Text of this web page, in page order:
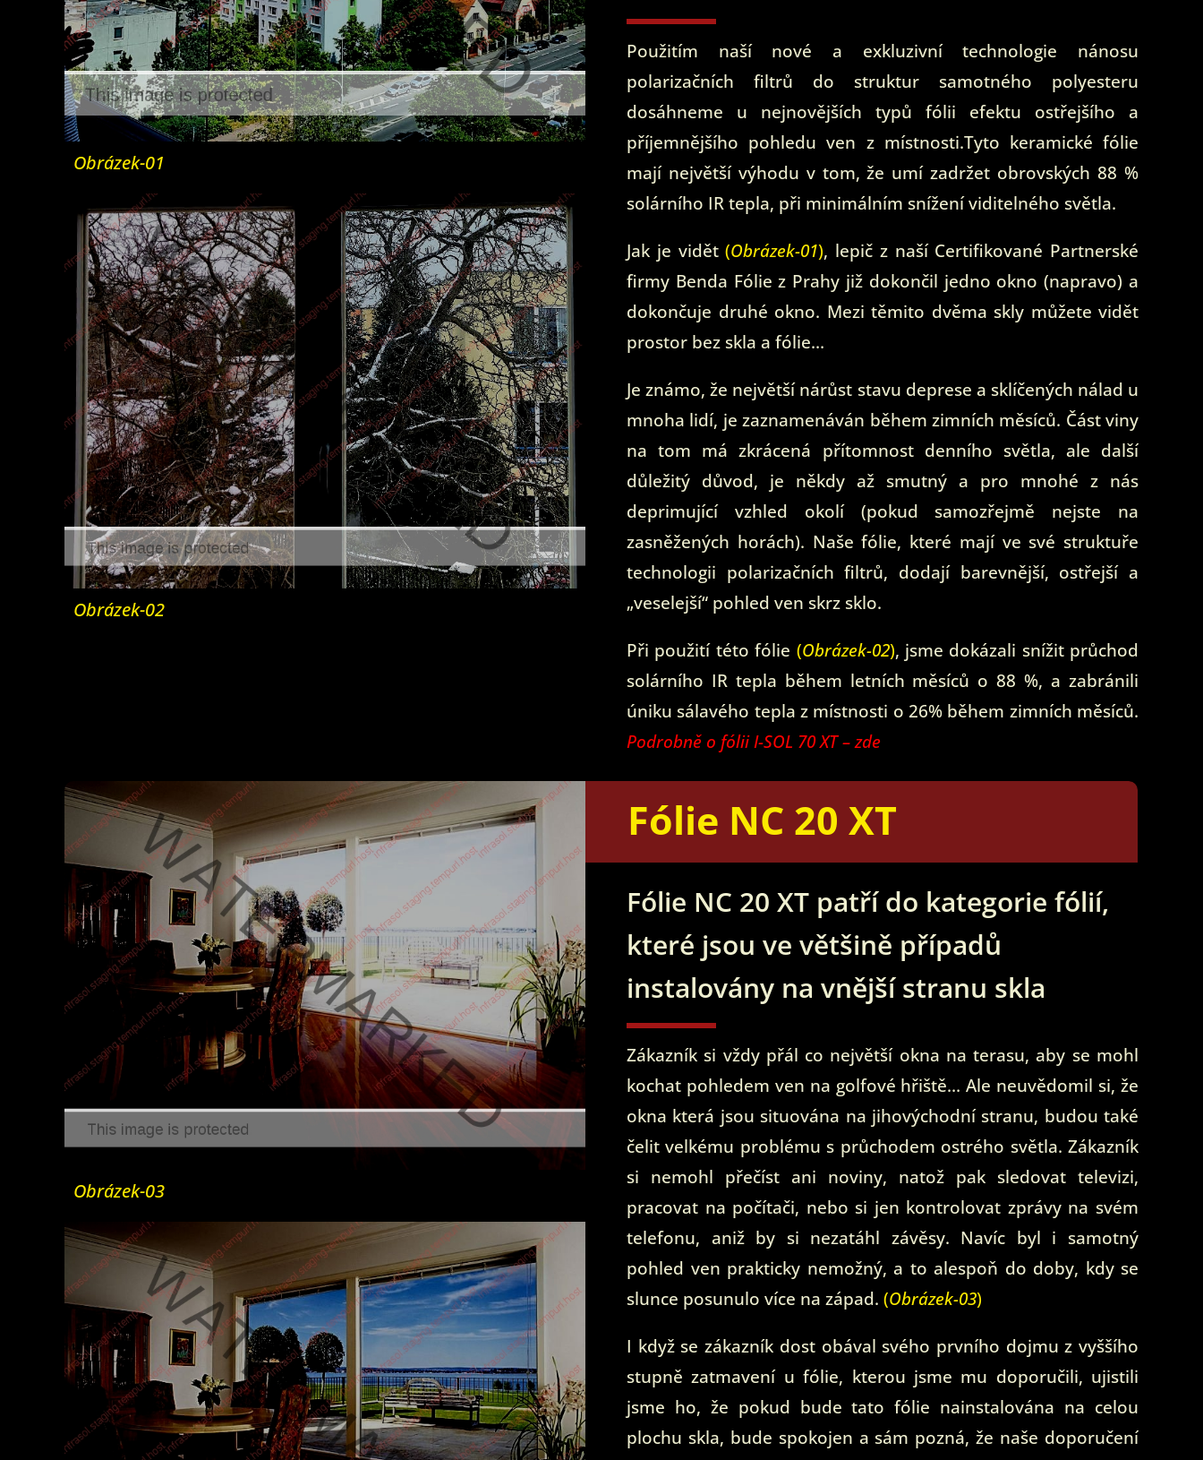
Obrázek-01
Obrázek-02
Použitím naší nové a exkluzivní technologie nánosu
polarizačních filtrů do struktur samotného polyesteru
dosáhneme u nejnovějších typů fólii efektu ostřejšího a
příjemnějšího pohledu ven z místnosti.Tyto keramické fólie
mají největší výhodu v tom, že umí zadržet obrovských 88 %
solárního IR tepla, při minimálním snížení viditelného světla.
Jak je vidět(Obrázek-01), lepič z naší Certifikované Partnerské
firmy Benda Fólie z Prahy již dokončil jedno okno (napravo) a
dokončuje druhé okno. Mezi těmito dvěma skly můžete vidět
prostor bez skla a fólie…
Je známo, že největší nárůst stavu deprese a sklíčených nálad u
mnoha lidí, je zaznamenáván během zimních měsíců. Část viny
na tom má zkrácená přítomnost denního světla, ale další
důležitý důvod, je někdy až smutný a pro mnohé z nás
deprimující vzhled okolí (pokud samozřejmě nejste na
zasněžených horách). Naše fólie, které mají ve své struktuře
technologii polarizačních filtrů, dodají barevnější, ostřejší a
„veselejší“ pohled ven skrz sklo.
Při použití této fólie (Obrázek-02), jsme dokázali snížit průchod
solárního IR tepla během letních měsíců o 88 %, a zabránili
úniku sálavého tepla z místnosti o 26% během zimních měsíců.
Podrobně o fólii I-SOL 70 XT – zde
Obrázek-03
Fólie NC 20 XT
Fólie NC 20 XT patří do kategorie fólií,
které jsou ve většině případů
instalovány na vnější stranu skla
Zákazník si vždy přál co největší okna na terasu, aby se mohl
kochat pohledem ven na golfové hřiště… Ale neuvědomil si, že
okna která jsou situována na jihovýchodní stranu, budou také
čelit velkému problému s průchodem ostrého světla. Zákazník
si nemohl přečíst ani noviny, natož pak sledovat televizi,
pracovat na počítači, nebo si jen kontrolovat zprávy na svém
telefonu, aniž by si nezatáhl závěsy. Navíc byl i samotný
pohled ven prakticky nemožný, a to alespoň do doby, kdy se
slunce posunulo více na západ. (Obrázek-03)
I když se zákazník dost obával svého prvního dojmu z vyššího
stupně zatmavení u fólie, kterou jsme mu doporučili, ujistili
jsme ho, že pokud bude tato fólie nainstalována na celou
plochu skla, bude spokojen a sám pozná, že naše doporučení